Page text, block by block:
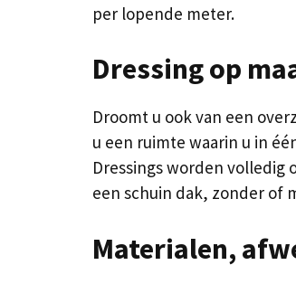
per lopende meter.
Dressing op
Droomt u ook van een
u een ruimte waarin u in
Dressings worden volledig
een schuin dak, zonder of
Materialen,